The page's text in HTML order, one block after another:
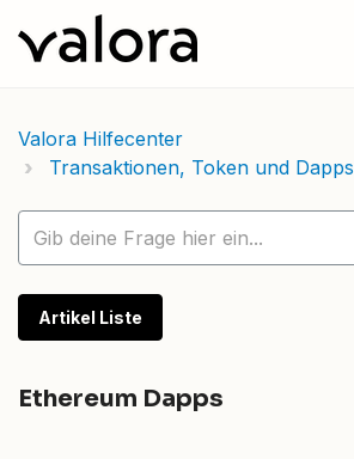
Valora Hilfecenter
Transaktionen, Token und Dapps
Artikel Liste
Ethereum Dapps